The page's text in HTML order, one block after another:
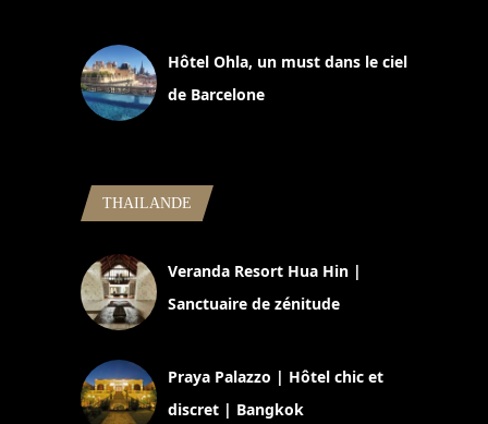
Hôtel Ohla, un must dans le ciel
de Barcelone
THAILANDE
Veranda Resort Hua Hin |
Sanctuaire de zénitude
Praya Palazzo | Hôtel chic et
discret | Bangkok